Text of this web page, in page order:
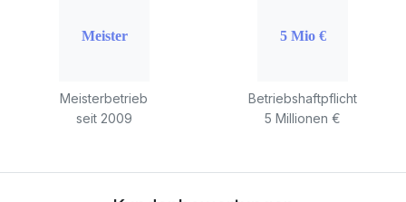
Meisterbetrieb
seit 2009
Betriebshaftpflicht
5 Millionen €